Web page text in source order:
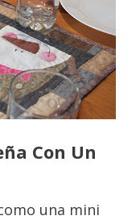
Con Un
una mini